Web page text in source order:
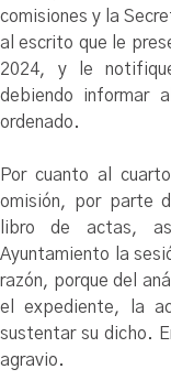
comisiones y la
al escrito que le
2024, y le
debiendo informar
ordenado.
Por cuanto al
omisión, por parte
libro de actas,
Ayuntamiento la
razón, porque del
el expediente, la
sustentar su dicho.
agravio.